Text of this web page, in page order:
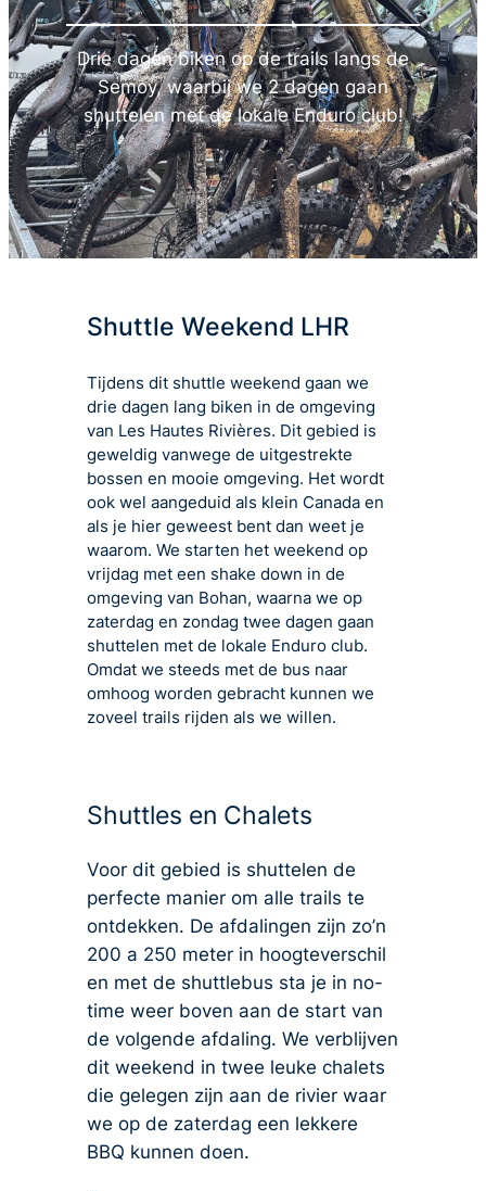
Drie dagen biken op de trails langs de
Semoy, waarbij we 2 dagen gaan
shuttelen met de lokale Enduro club!
Shuttle Weekend LHR
Tijdens dit shuttle weekend gaan we
drie dagen lang biken in de omgeving
van Les Hautes Rivières. Dit gebied is
geweldig vanwege de uitgestrekte
bossen en mooie omgeving. Het wordt
ook wel aangeduid als klein Canada en
als je hier geweest bent dan weet je
waarom. We starten het weekend op
vrijdag met een shake down in de
omgeving van Bohan, waarna we op
zaterdag en zondag twee dagen gaan
shuttelen met de lokale Enduro club.
Omdat we steeds met de bus naar
omhoog worden gebracht kunnen we
zoveel trails rijden als we willen.
Shuttles en Chalets
Voor dit gebied is shuttelen de
perfecte manier om alle trails te
ontdekken. De afdalingen zijn zo’n
200 a 250 meter in hoogteverschil
en met de shuttlebus sta je in no-
time weer boven aan de start van
de volgende afdaling. We verblijven
dit weekend in twee leuke chalets
die gelegen zijn aan de rivier waar
we op de zaterdag een lekkere
BBQ kunnen doen.